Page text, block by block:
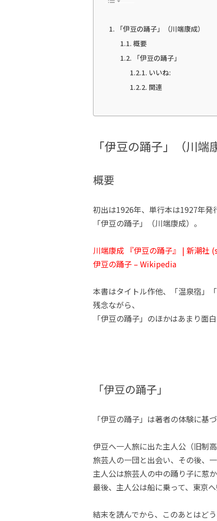
「伊豆の踊子」（川端康成）
概要
「伊豆の踊子」
いいね:
関連
「伊豆の踊子」（川端
概要
初出は1926年、単行本は1927年発
「伊豆の踊子」（川端康成）。
川端康成 『伊豆の踊子』 | 新潮社
伊豆の踊子 – Wikipedia
本書はタイトル作他、「温泉宿」
残念ながら、
「伊豆の踊子」のほかはあまり面
「伊豆の踊子」
「伊豆の踊子」は著者の体験に基
伊豆へ一人旅に出た主人公（旧制
旅芸人の一団と出会い、その後、
主人公は旅芸人の中の踊り子に惹
最後、主人公は船に乗って、東京
結末を読んでから、このあとはど